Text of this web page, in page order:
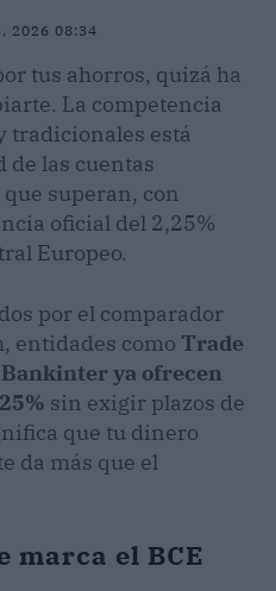
2026 08:34
tus ahorros, quizá ha
La competencia
tradicionales está
las cuentas
superan, con
oficial del 2,25%
Europeo.
por el comparador
entidades como Trade
ya ofrecen
sin exigir plazos de
que tu dinero
da más que el
marca el BCE